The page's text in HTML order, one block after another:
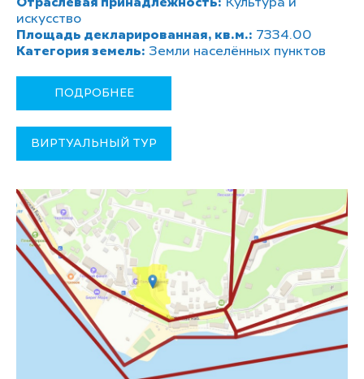
Отраслевая принадлежность: Культура и
искусство
Площадь декларированная, кв.м.: 7334.00
Категория земель: Земли населённых пунктов
ПОДРОБНЕЕ
ВИРТУАЛЬНЫЙ ТУР